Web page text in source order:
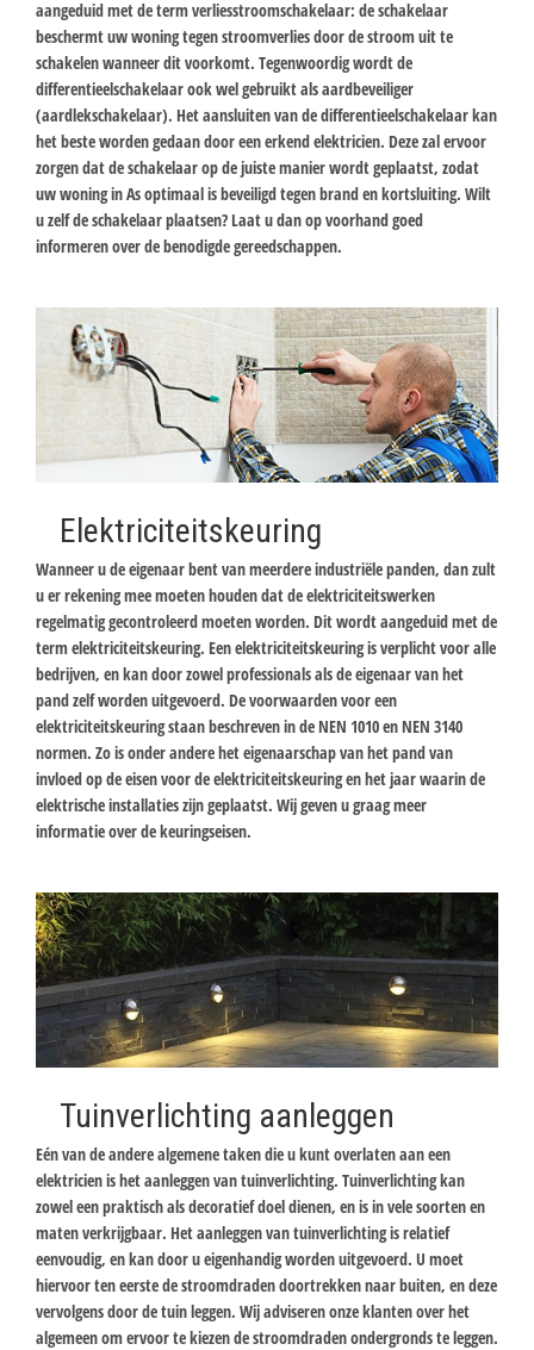
aangeduid met de term verliesstroomschakelaar: de schakelaar
beschermt uw woning tegen stroomverlies door de stroom uit te
schakelen wanneer dit voorkomt. Tegenwoordig wordt de
differentieelschakelaar ook wel gebruikt als aardbeveiliger
(aardlekschakelaar). Het aansluiten van de differentieelschakelaar kan
het beste worden gedaan door een erkend elektricien. Deze zal ervoor
zorgen dat de schakelaar op de juiste manier wordt geplaatst, zodat
uw woning in As optimaal is beveiligd tegen brand en kortsluiting. Wilt
u zelf de schakelaar plaatsen? Laat u dan op voorhand goed
informeren over de benodigde gereedschappen.
Elektriciteitskeuring
Wanneer u de eigenaar bent van meerdere industriële panden, dan zult
u er rekening mee moeten houden dat de elektriciteitswerken
regelmatig gecontroleerd moeten worden. Dit wordt aangeduid met de
term elektriciteitskeuring. Een elektriciteitskeuring is verplicht voor alle
bedrijven, en kan door zowel professionals als de eigenaar van het
pand zelf worden uitgevoerd. De voorwaarden voor een
elektriciteitskeuring staan beschreven in de NEN 1010 en NEN 3140
normen. Zo is onder andere het eigenaarschap van het pand van
invloed op de eisen voor de elektriciteitskeuring en het jaar waarin de
elektrische installaties zijn geplaatst. Wij geven u graag meer
informatie over de keuringseisen.
Tuinverlichting aanleggen
Eén van de andere algemene taken die u kunt overlaten aan een
elektricien is het aanleggen van tuinverlichting. Tuinverlichting kan
zowel een praktisch als decoratief doel dienen, en is in vele soorten en
maten verkrijgbaar. Het aanleggen van tuinverlichting is relatief
eenvoudig, en kan door u eigenhandig worden uitgevoerd. U moet
hiervoor ten eerste de stroomdraden doortrekken naar buiten, en deze
vervolgens door de tuin leggen. Wij adviseren onze klanten over het
algemeen om ervoor te kiezen de stroomdraden ondergronds te leggen.